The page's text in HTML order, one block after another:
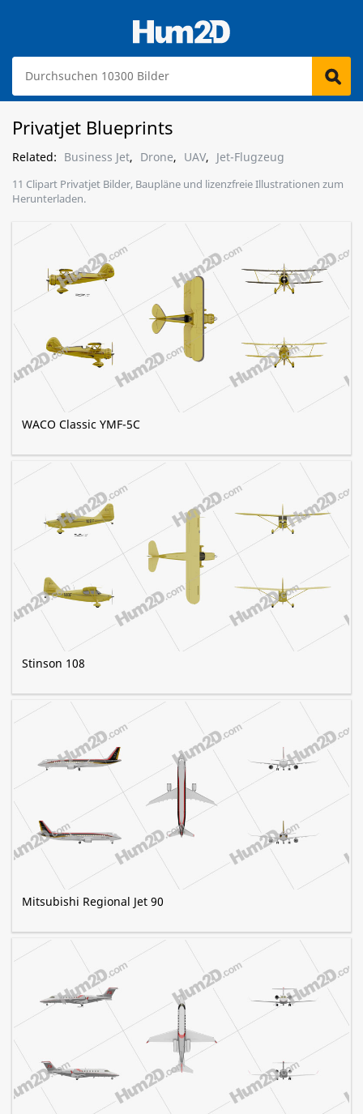
Privatjet Blueprints
Related: Business Jet, Drone, UAV, Jet-Flugzeug
11 Clipart Privatjet Bilder, Baupläne und lizenzfreie Illustrationen zum
Herunterladen.
WACO Classic YMF-5C
Stinson 108
Mitsubishi Regional Jet 90